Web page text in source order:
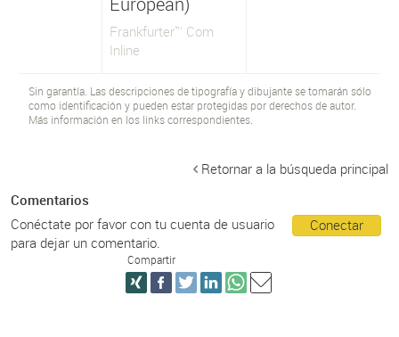
Frankfurter™ Com
Inline
Sin garantía. Las descripciones de tipografía y dibujante se tomarán sólo
como identificación y pueden estar protegidas por derechos de autor.
Más información en los links correspondientes.
Retornar a la búsqueda principal
Comentarios
Conectar
Conéctate por favor con tu cuenta de usuario
para dejar un comentario.
Compartir